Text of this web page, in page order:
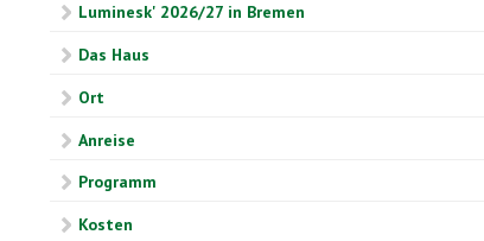
Luminesk' 2026/27 in Bremen
Das Haus
Ort
Anreise
Programm
Kosten